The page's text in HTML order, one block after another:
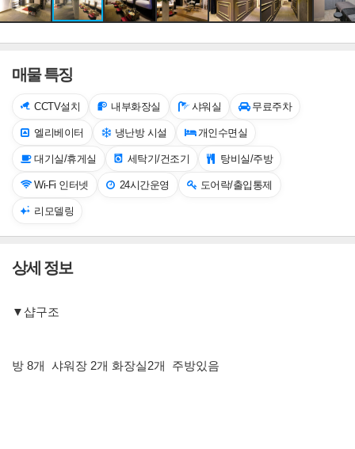
매물 특징
CCTV설치 내부화장실 샤워실 무료주차
엘리베이터 냉난방 시설 개인수면실
대기실/휴게실 세탁기/건조기 탕비실/주방
Wi-Fi 인터넷 24시간운영 도어락/출입통제
리모델링
상세 정보
▼샵구조
방 8개 샤워장 2개 화장실2개 주방있음